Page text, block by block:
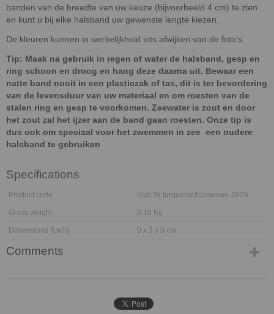
banden van de breedte van uw keuze (bijvoorbeeld 4 cm) te zien
en kunt u bij elke halsband uw gewenste lengte kiezen.
De kleuren kunnen in werkelijkheid iets afwijken van de foto's.
Tip: Maak na gebruik in regen of water de halsband, gesp en
ring schoon en droog en hang deze daarna uit. Bewaar een
natte band nooit in een plasticzak of tas, dit is ter bevordering
van de levensduur van uw materiaal en om roesten van de
stalen ring en gesp te voorkomen. Zeewater is zout en door
het zout zal het ijzer aan de band gaan roesten. Onze tip is
dus ook om speciaal voor het zwemmen in zee een oudere
halsband te gebruiken
Specifications
Product code hlsb 3x turquoise/blauwneo-2026
Gross weight 0,10 Kg
Dimensions (l,w,h) 0 x 3 x 0 cm
Comments